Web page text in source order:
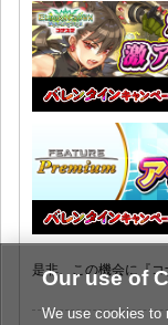
是非、この機会に『コ
Our use of
We use cookies to